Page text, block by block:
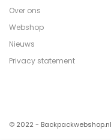
Over ons
Webshop
Nieuws
Privacy statement
© 2022 - Backpackwebshop.nl